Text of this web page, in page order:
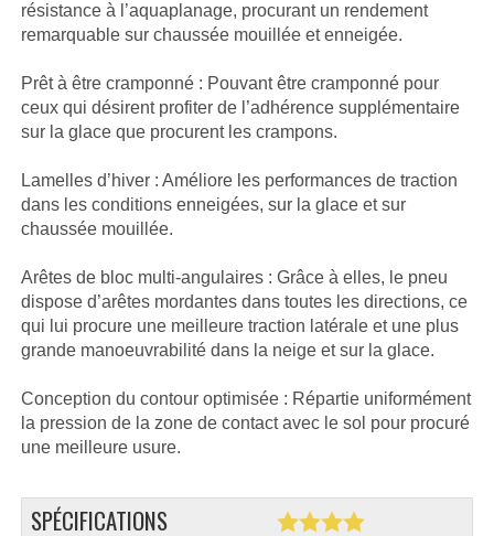
résistance à l’aquaplanage, procurant un rendement
remarquable sur chaussée mouillée et enneigée.
Prêt à être cramponné : Pouvant être cramponné pour
ceux qui désirent profiter de l’adhérence supplémentaire
sur la glace que procurent les crampons.
Lamelles d’hiver : Améliore les performances de traction
dans les conditions enneigées, sur la glace et sur
chaussée mouillée.
Arêtes de bloc multi-angulaires : Grâce à elles, le pneu
dispose d’arêtes mordantes dans toutes les directions, ce
qui lui procure une meilleure traction latérale et une plus
grande manoeuvrabilité dans la neige et sur la glace.
Conception du contour optimisée : Répartie uniformément
la pression de la zone de contact avec le sol pour procuré
une meilleure usure.
SPÉCIFICATIONS